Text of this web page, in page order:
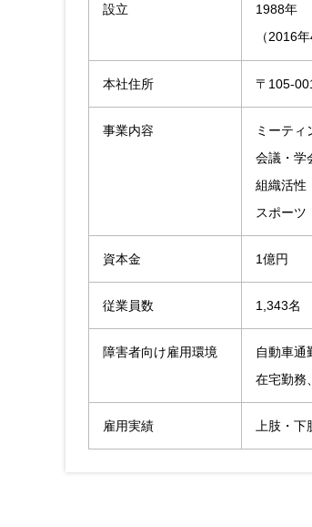
設立
1988年
（2016
本社住所 〒105-
事業内容
ミーティ
会議・学
組織活性
スポーツ
資本金 1億円
従業員数 1,343名
障害者向け雇用環境
自動車通
在宅勤務
雇用実績 上肢・